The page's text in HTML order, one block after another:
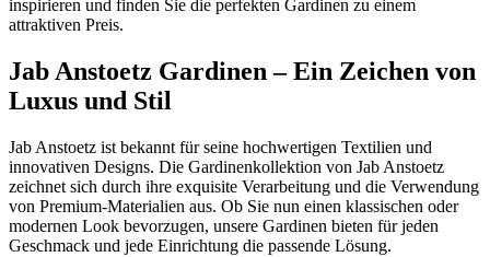
inspirieren und finden Sie die perfekten Gardinen zu einem
attraktiven Preis.
Jab Anstoetz Gardinen – Ein Zeichen von
Luxus und Stil
Jab Anstoetz ist bekannt für seine hochwertigen Textilien und
innovativen Designs. Die Gardinenkollektion von Jab Anstoetz
zeichnet sich durch ihre exquisite Verarbeitung und die Verwendung
von Premium-Materialien aus. Ob Sie nun einen klassischen oder
modernen Look bevorzugen, unsere Gardinen bieten für jeden
Geschmack und jede Einrichtung die passende Lösung.